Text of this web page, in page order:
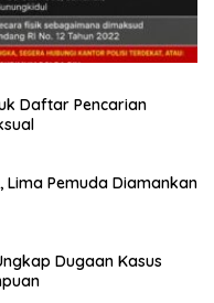
Daftar Pencarian
Lima Pemuda Diamankan
Dugaan Kasus